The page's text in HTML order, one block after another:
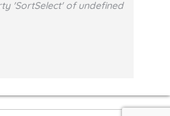
'SortSelect' of undefined